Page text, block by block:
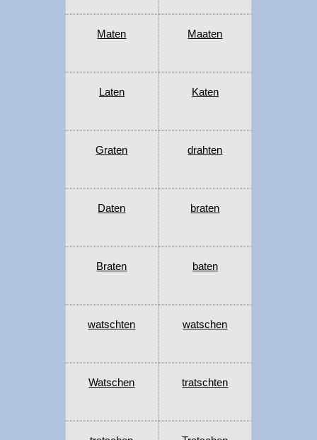
Maten Maaten
Laten Katen
Graten drahten
Daten braten
Braten baten
watschten watschen
Watschen tratschten